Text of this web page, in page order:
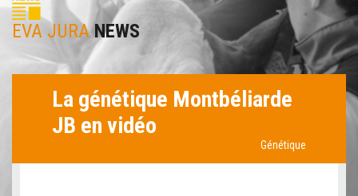
EVA JURANEWS
La génétique Montbéliarde
JB en vidéo
Génétique